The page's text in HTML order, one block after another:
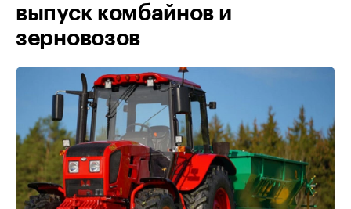
выпуск комбайнов и
зерновозов